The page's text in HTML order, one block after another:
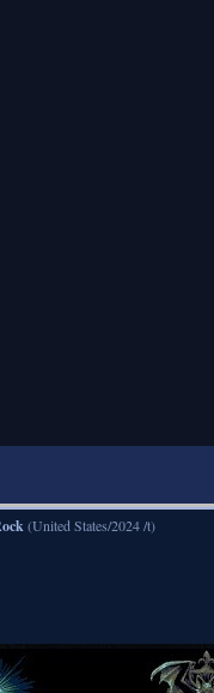
(United States/2024 /t)